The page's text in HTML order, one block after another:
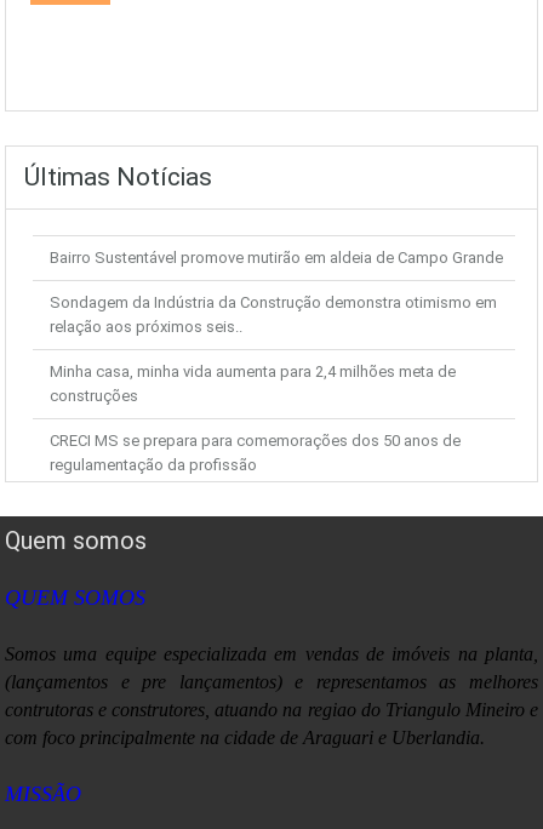
Últimas Notícias
Bairro Sustentável promove mutirão em aldeia de Campo Grande
Sondagem da Indústria da Construção demonstra otimismo em
relação aos próximos seis..
Minha casa, minha vida aumenta para 2,4 milhões meta de
construções
CRECI MS se prepara para comemorações dos 50 anos de
regulamentação da profissão
Torres
Moradores de Marília, SP, ainda podem pagar IPTU com desconto
Débito automático da 1ª cota do IR exige declaração até o fim de
março
Previdência tem déficit de R$ 5,1 bilhões em fevereiro, diz
ministério
Quem somos
QUEM SOMOS
Somos uma equipe especializada em vendas de imóveis na planta,
(lançamentos e pre lançamentos) e representamos as melhores
contrutoras e construtores, atuando na regiao do Triangulo Mineiro e
com foco principalmente na cidade de Araguari e Uberlandia.
MISSÃO